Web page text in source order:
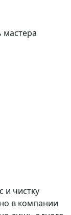
мастера
и чистку
в компании